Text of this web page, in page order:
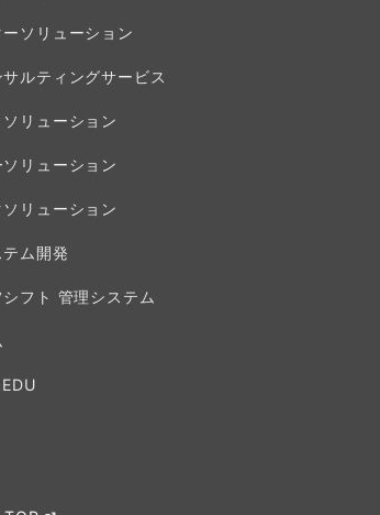
ソリューション
ルティングサービス
リューション
リューション
リューション
ム開発
フト 管理システム